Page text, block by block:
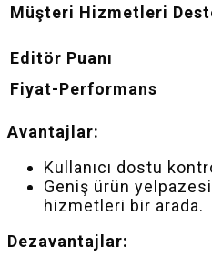
Müşteri
Editör Puanı
Fiyat-Performans
Avantajlar:
Kullanıcı dostu
Geniş ürün
hizmetleri bir arada.
Dezavantajlar: